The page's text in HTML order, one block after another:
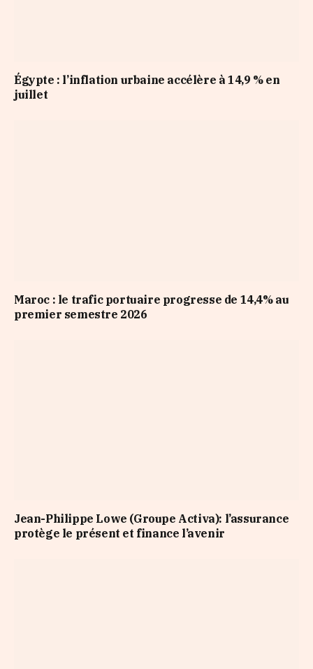
Égypte : l’inflation urbaine accélère à 14,9 % en
juillet
Maroc : le trafic portuaire progresse de 14,4% au
premier semestre 2026
Jean-Philippe Lowe (Groupe Activa): l’assurance
protège le présent et finance l’avenir